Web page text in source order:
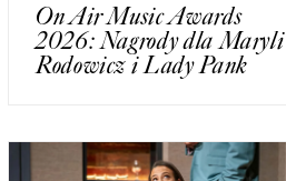
On Air Music Awards
2026: Nagrody dla Maryli
Rodowicz i Lady Pank